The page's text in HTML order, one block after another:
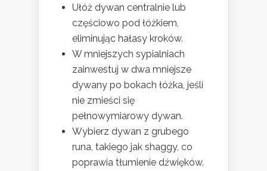
Ułóż dywan centralnie lub
częściowo pod łóżkiem,
eliminując hałasy kroków.
W mniejszych sypialniach
zainwestuj w dwa mniejsze
dywany po bokach łóżka, jeśli
nie zmieści się
pełnowymiarowy dywan.
Wybierz dywan z grubego
runa, takiego jak shaggy, co
poprawia tłumienie dźwięków.